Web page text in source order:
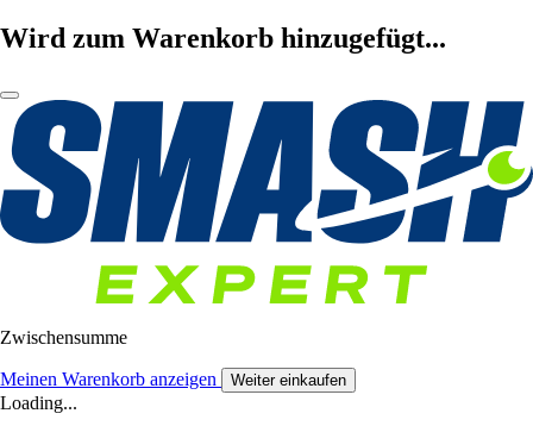
Wird zum Warenkorb hinzugefügt...
Zwischensumme
Meinen Warenkorb anzeigen Weiter einkaufen
Loading...